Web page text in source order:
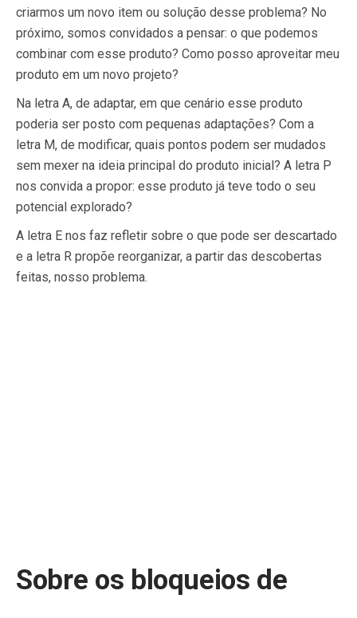
criarmos um novo item ou solução desse problema? No
próximo, somos convidados a pensar: o que podemos
combinar com esse produto? Como posso aproveitar meu
produto em um novo projeto?
Na letra A, de adaptar, em que cenário esse produto
poderia ser posto com pequenas adaptações? Com a
letra M, de modificar, quais pontos podem ser mudados
sem mexer na ideia principal do produto inicial? A letra P
nos convida a propor: esse produto já teve todo o seu
potencial explorado?
A letra E nos faz refletir sobre o que pode ser descartado
e a letra R propõe reorganizar, a partir das descobertas
feitas, nosso problema.
Sobre os bloqueios de